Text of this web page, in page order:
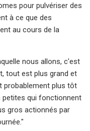
pour pulvériser des
à ce que des
au cours de la
nous allons, c'est
tout est plus grand et
probablement plus tôt
petites qui fonctionnent
gros actionnés par